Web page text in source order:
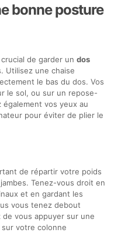
bonne posture
de garder un dos
Utilisez une chaise
le bas du dos. Vos
le sol, ou sur un repose-
vos yeux au
pour éviter de plier le
de répartir votre poids
Tenez-vous droit en
et en gardant les
vous tenez debout
vous appuyer sur une
votre colonne